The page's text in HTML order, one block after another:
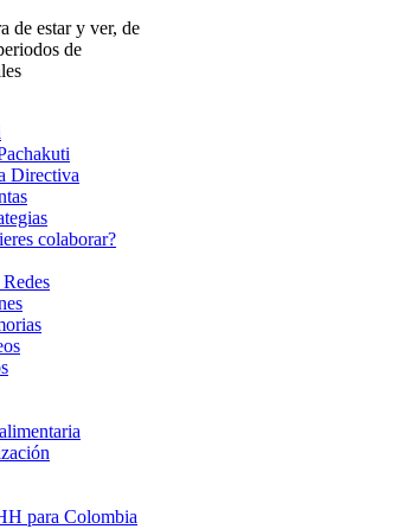
de estar y ver, de
de
Directiva
colaborar?
para Colombia